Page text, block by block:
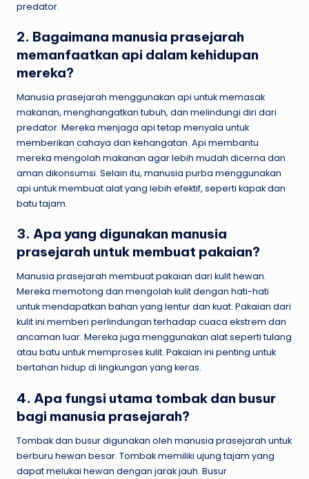
predator.
2. Bagaimana manusia prasejarah
memanfaatkan api dalam kehidupan
mereka?
Manusia prasejarah menggunakan api untuk memasak
makanan, menghangatkan tubuh, dan melindungi diri dari
predator. Mereka menjaga api tetap menyala untuk
memberikan cahaya dan kehangatan. Api membantu
mereka mengolah makanan agar lebih mudah dicerna dan
aman dikonsumsi. Selain itu, manusia purba menggunakan
api untuk membuat alat yang lebih efektif, seperti kapak dan
batu tajam.
3. Apa yang digunakan manusia
prasejarah untuk membuat pakaian?
Manusia prasejarah membuat pakaian dari kulit hewan.
Mereka memotong dan mengolah kulit dengan hati-hati
untuk mendapatkan bahan yang lentur dan kuat. Pakaian dari
kulit ini memberi perlindungan terhadap cuaca ekstrem dan
ancaman luar. Mereka juga menggunakan alat seperti tulang
atau batu untuk memproses kulit. Pakaian ini penting untuk
bertahan hidup di lingkungan yang keras.
4. Apa fungsi utama tombak dan busur
bagi manusia prasejarah?
Tombak dan busur digunakan oleh manusia prasejarah untuk
berburu hewan besar. Tombak memiliki ujung tajam yang
dapat melukai hewan dengan jarak jauh. Busur